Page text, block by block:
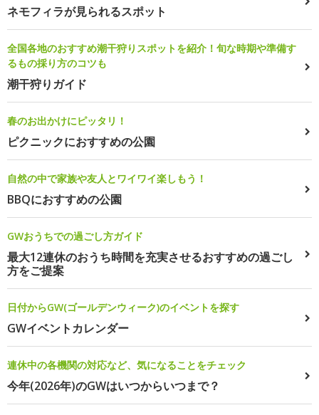
ネモフィラが見られるスポット
全国各地のおすすめ潮干狩りスポットを紹介！旬な時期や準備す
るもの採り方のコツも
潮干狩りガイド
春のお出かけにピッタリ！
ピクニックにおすすめの公園
自然の中で家族や友人とワイワイ楽しもう！
BBQにおすすめの公園
GWおうちでの過ごし方ガイド
最大12連休のおうち時間を充実させるおすすめの過ごし
方をご提案
日付からGW(ゴールデンウィーク)のイベントを探す
GWイベントカレンダー
連休中の各機関の対応など、気になることをチェック
今年(2026年)のGWはいつからいつまで？